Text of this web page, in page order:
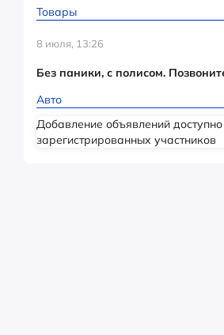
Товары
8 июля, 13:26
Без паники, с полисом.
Авто
Добавление объявлений
зарегистрированных участников